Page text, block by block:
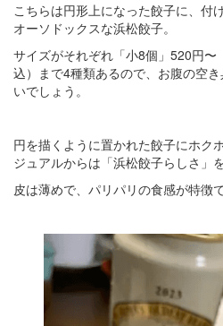
こちらは円形上になった餃子に、付
オーソドックスな浜松餃子。
サイズがそれぞれ「小8個」520円
込）まで4種類あるので、お腹の空
いでしょう。
円を描くように置かれた餃子にホク
ジュアルからは「浜松餃子らしさ」
皮は薄めで、パリパリの食感が特徴で